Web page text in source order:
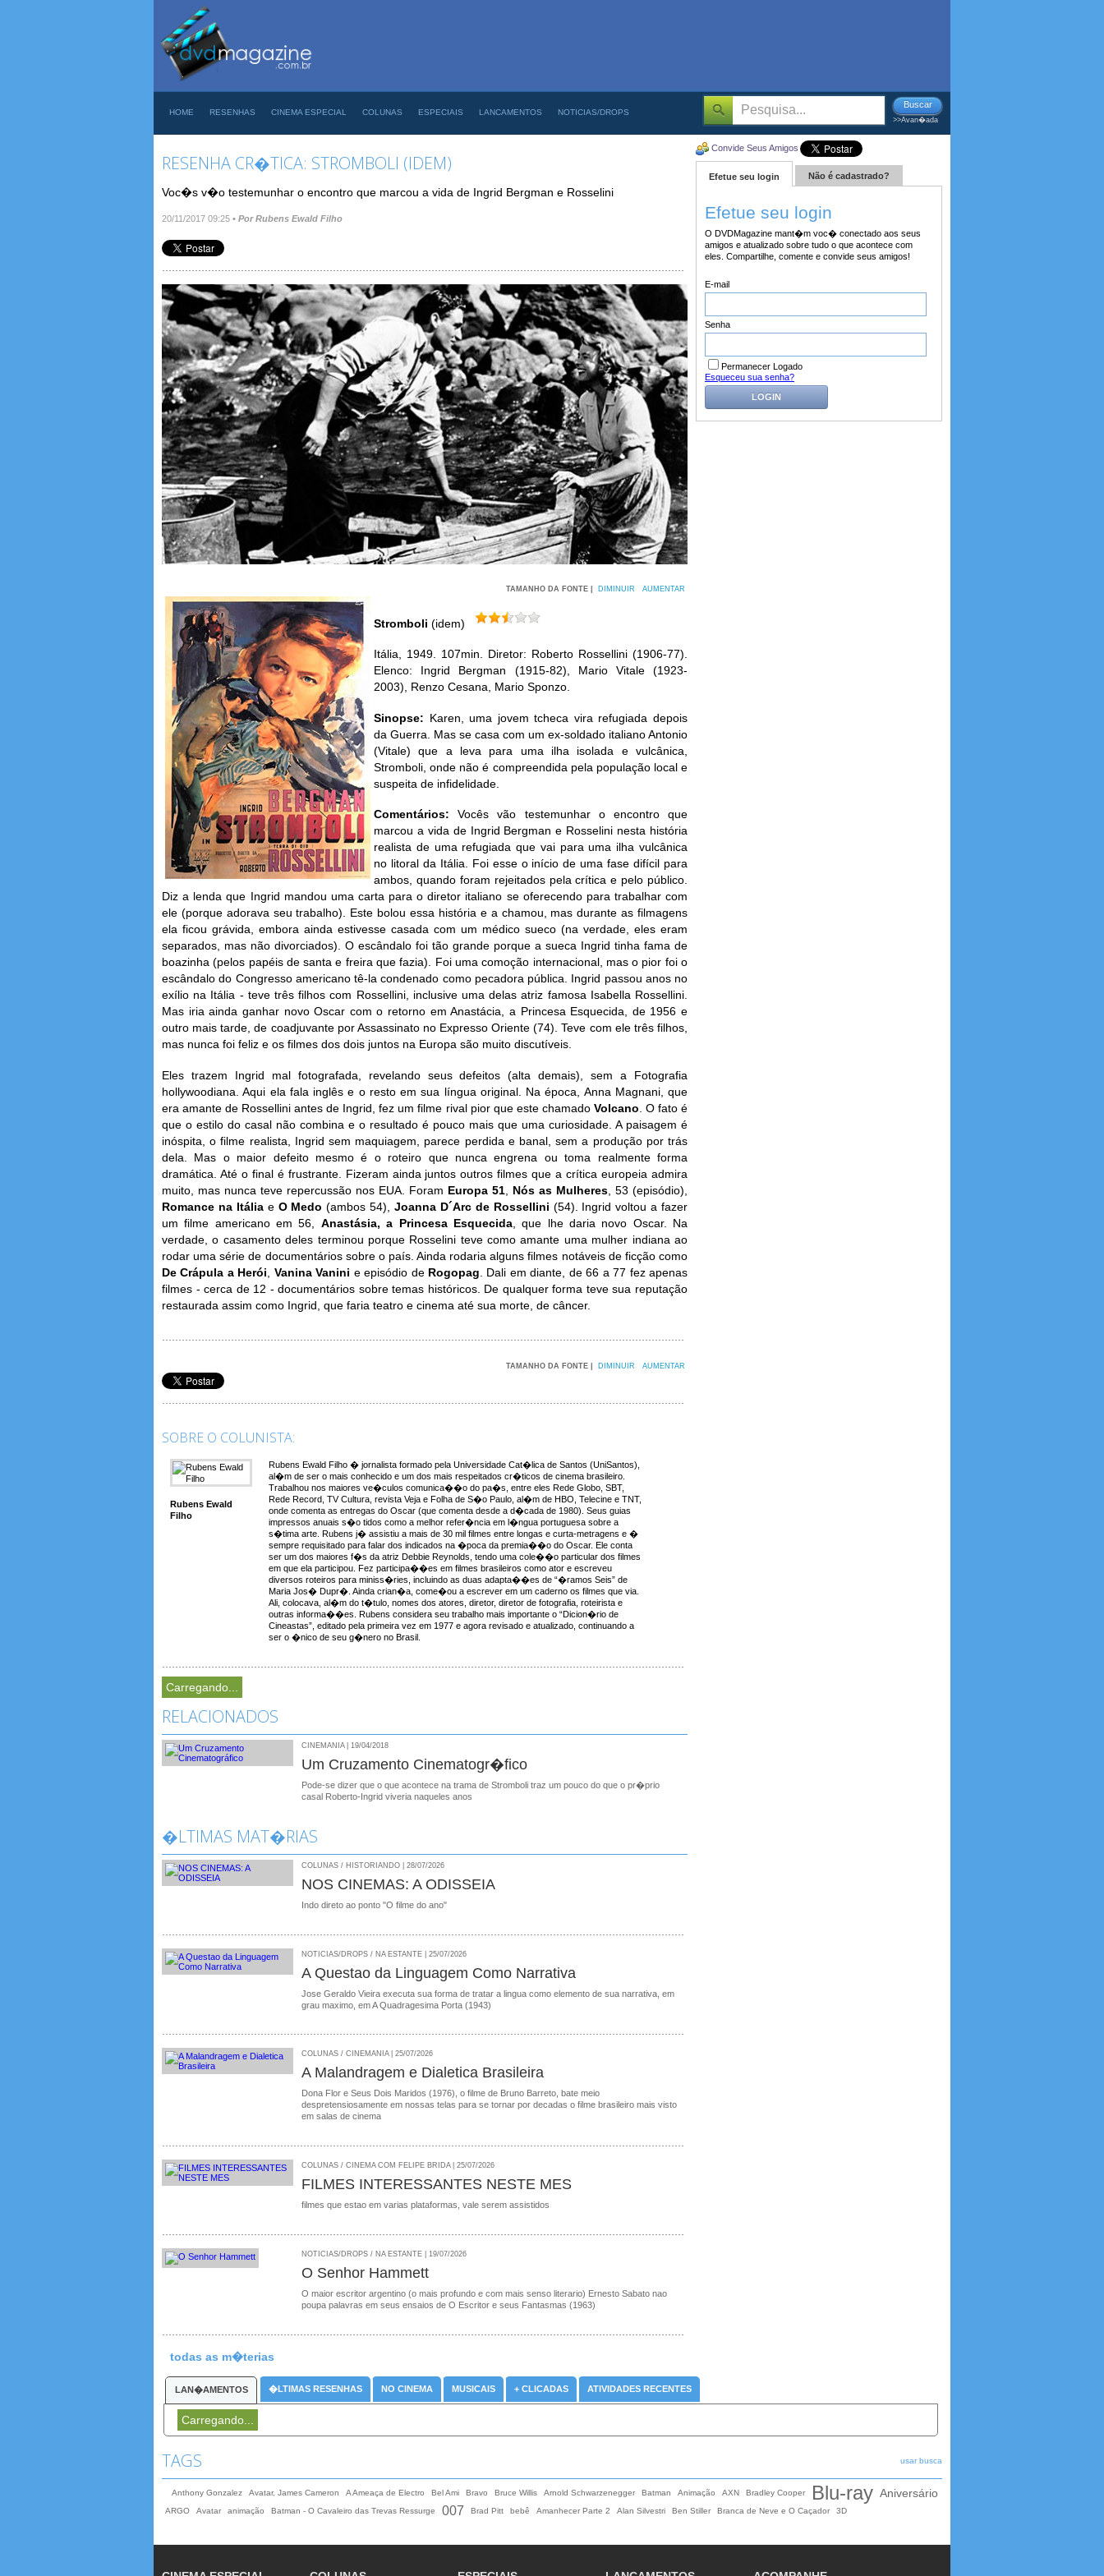
HOME RESENHAS CINEMA ESPECIAL COLUNAS ESPECIAIS LANCAMENTOS NOTICIAS/DROPS
Buscar
>>Avan�ada
RESENHA CR�TICA: STROMBOLI (IDEM)
Voc�s v�o testemunhar o encontro que marcou a vida de Ingrid Bergman e Rosselini
20/11/2017 09:25 • Por Rubens Ewald Filho
TAMANHO DA FONTE | DIMINUIR AUMENTAR
Stromboli (idem)
Itália, 1949. 107min. Diretor: Roberto Rossellini (1906-77).
Elenco: Ingrid Bergman (1915-82), Mario Vitale (1923-
2003), Renzo Cesana, Mario Sponzo.
Sinopse: Karen, uma jovem tcheca vira refugiada depois
da Guerra. Mas se casa com um ex-soldado italiano Antonio
(Vitale) que a leva para uma ilha isolada e vulcânica,
Stromboli, onde não é compreendida pela população local e
suspeita de infidelidade.
Comentários: Vocês vão testemunhar o encontro que
marcou a vida de Ingrid Bergman e Rosselini nesta história
realista de uma refugiada que vai para uma ilha vulcânica
no litoral da Itália. Foi esse o início de uma fase difícil para
ambos, quando foram rejeitados pela crítica e pelo público.
Diz a lenda que Ingrid mandou uma carta para o diretor italiano se oferecendo para trabalhar com
ele (porque adorava seu trabalho). Este bolou essa história e a chamou, mas durante as filmagens
ela ficou grávida, embora ainda estivesse casada com um médico sueco (na verdade, eles eram
separados, mas não divorciados). O escândalo foi tão grande porque a sueca Ingrid tinha fama de
boazinha (pelos papéis de santa e freira que fazia). Foi uma comoção internacional, mas o pior foi o
escândalo do Congresso americano tê-la condenado como pecadora pública. Ingrid passou anos no
exílio na Itália - teve três filhos com Rossellini, inclusive uma delas atriz famosa Isabella Rossellini.
Mas iria ainda ganhar novo Oscar com o retorno em Anastácia, a Princesa Esquecida, de 1956 e
outro mais tarde, de coadjuvante por Assassinato no Expresso Oriente (74). Teve com ele três filhos,
mas nunca foi feliz e os filmes dos dois juntos na Europa são muito discutíveis.
Eles trazem Ingrid mal fotografada, revelando seus defeitos (alta demais), sem a Fotografia
hollywoodiana. Aqui ela fala inglês e o resto em sua língua original. Na época, Anna Magnani, que
era amante de Rossellini antes de Ingrid, fez um filme rival pior que este chamado Volcano . O fato é
que o estilo do casal não combina e o resultado é pouco mais que uma curiosidade. A paisagem é
inóspita, o filme realista, Ingrid sem maquiagem, parece perdida e banal, sem a produção por trás
dela. Mas o maior defeito mesmo é o roteiro que nunca engrena ou toma realmente forma
dramática. Até o final é frustrante. Fizeram ainda juntos outros filmes que a crítica europeia admira
muito, mas nunca teve repercussão nos EUA. Foram Europa 51 Nós as Mulheres , 53 (episódio),
Romance na Itáliae O Medo (ambos 54), Joanna D´Arc de Rossellini (54). Ingrid voltou a fazer
um filme americano em 56, Anastásia, a Princesa Esquecida, que lhe daria novo Oscar. Na
verdade, o casamento deles terminou porque Rosselini teve como amante uma mulher indiana ao
rodar uma série de documentários sobre o país. Ainda rodaria alguns filmes notáveis de ficção como
De Crápula a Herói
Vanina Vanini e episódio de Rogopag . Dali em diante, de 66 a 77 fez apenas
filmes - cerca de 12 - documentários sobre temas históricos. De qualquer forma teve sua reputação
restaurada assim como Ingrid, que faria teatro e cinema até sua morte, de câncer.
TAMANHO DA FONTE | DIMINUIR AUMENTAR
SOBRE O COLUNISTA:
Rubens Ewald
Filho
Rubens Ewald Filho � jornalista formado pela Universidade Cat�lica de Santos (UniSantos),
al�m de ser o mais conhecido e um dos mais respeitados cr�ticos de cinema brasileiro.
Trabalhou nos maiores ve�culos comunica��o do pa�s, entre eles Rede Globo, SBT,
Rede Record, TV Cultura, revista Veja e Folha de S�o Paulo, al�m de HBO, Telecine e TNT,
onde comenta as entregas do Oscar (que comenta desde a d�cada de 1980). Seus guias
impressos anuais s�o tidos como a melhor refer�ncia em l�ngua portuguesa sobre a
s�tima arte. Rubens j� assistiu a mais de 30 mil filmes entre longas e curta-metragens e �
sempre requisitado para falar dos indicados na �poca da premia��o do Oscar. Ele conta
ser um dos maiores f�s da atriz Debbie Reynolds, tendo uma cole��o particular dos filmes
em que ela participou. Fez participa��es em filmes brasileiros como ator e escreveu
diversos roteiros para miniss�ries, incluindo as duas adapta��es de “�ramos Seis” de
Maria Jos� Dupr�. Ainda crian�a, come�ou a escrever em um caderno os filmes que via.
Ali, colocava, al�m do t�tulo, nomes dos atores, diretor, diretor de fotografia, roteirista e
outras informa��es. Rubens considera seu trabalho mais importante o “Dicion�rio de
Cineastas”, editado pela primeira vez em 1977 e agora revisado e atualizado, continuando a
ser o �nico de seu g�nero no Brasil.
Carregando...
RELACIONADOS
CINEMANIA | 19/04/2018
Um Cruzamento Cinematogr�fico
Pode-se dizer que o que acontece na trama de Stromboli traz um pouco do que o pr�prio
casal Roberto-Ingrid viveria naqueles anos
�LTIMAS MAT�RIAS
COLUNAS / HISTORIANDO | 28/07/2026
NOS CINEMAS: A ODISSEIA
Indo direto ao ponto "O filme do ano"
NOTICIAS/DROPS / NA ESTANTE | 25/07/2026
A Questao da Linguagem Como Narrativa
Jose Geraldo Vieira executa sua forma de tratar a lingua como elemento de sua narrativa, em
grau maximo, em A Quadragesima Porta (1943)
COLUNAS / CINEMANIA | 25/07/2026
A Malandragem e Dialetica Brasileira
Dona Flor e Seus Dois Maridos (1976), o filme de Bruno Barreto, bate meio
despretensiosamente em nossas telas para se tornar por decadas o filme brasileiro mais visto
em salas de cinema
COLUNAS / CINEMA COM FELIPE BRIDA | 25/07/2026
FILMES INTERESSANTES NESTE MES
filmes que estao em varias plataformas, vale serem assistidos
NOTICIAS/DROPS / NA ESTANTE | 19/07/2026
O Senhor Hammett
O maior escritor argentino (o mais profundo e com mais senso literario) Ernesto Sabato nao
poupa palavras em seus ensaios de O Escritor e seus Fantasmas (1963)
todas as m�terias
Convide Seus Amigos
Efetue seu login Não é cadastrado?
Efetue seu login
O DVDMagazine mant�m voc� conectado aos seus
amigos e atualizado sobre tudo o que acontece com
eles. Compartilhe, comente e convide seus amigos!
E-mail
Senha
Permanecer Logado
Esqueceu sua senha?
LOGIN
LAN�AMENTOS �LTIMAS RESENHAS NO CINEMA MUSICAIS + CLICADAS ATIVIDADES RECENTES
Carregando...
TAGS usar busca
Anthony Gonzalez Avatar, James Cameron A Ameaça de Electro Bel Ami Bravo Bruce Willis Arnold Schwarzenegger Batman Animação AXN Bradley Cooper Blu-ray Aniversário
ARGO Avatar animação Batman - O Cavaleiro das Trevas Ressurge 007 Brad Pitt bebê Amanhecer Parte 2 Alan Silvestri Ben Stiller Branca de Neve e O Caçador 3D